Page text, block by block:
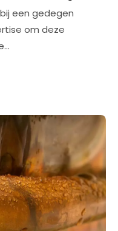
een gedegen
om deze